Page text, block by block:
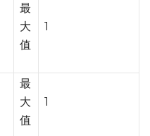
最
大
值
1
最
大
值
1